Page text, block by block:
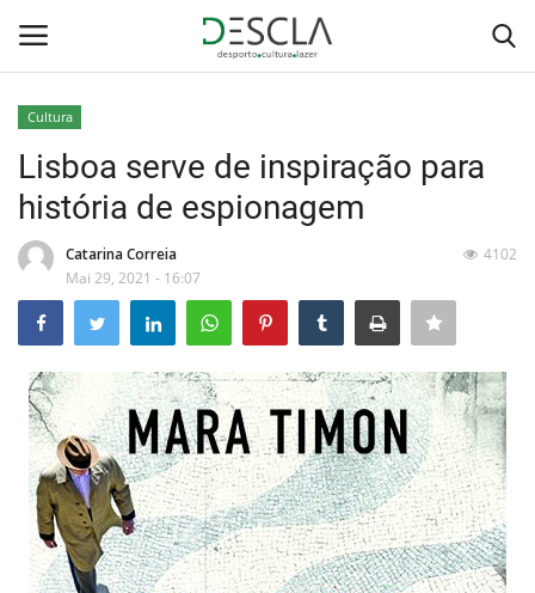
Home
...by Descla
Desporto
Contactos
Sobre Nós
Educação
Estatuto Editorial
Cultura
Lisboa serve de inspiração para
história de espionagem
Catarina Correia
Mai 29, 2021 - 16:07
4102